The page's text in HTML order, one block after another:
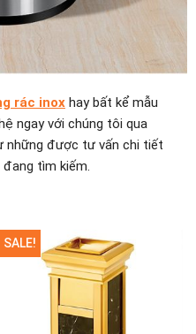
rác inox hay bất kể mẫu
ngay với chúng tôi qua
những được tư vấn chi tiết
tìm kiếm.
SALE!